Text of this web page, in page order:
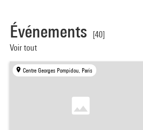
Événements
[40]
Voir tout
Centre Georges Pompidou, Paris